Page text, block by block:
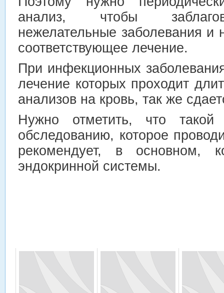
анализ, чтобы
нежелательные заболевания и
соответствующее лечение.
При инфекционных
лечение которых проходит
анализов на кровь, так же
Нужно отметить, что такой
обследованию, которое
рекомендует, в основном,
эндокринной системы.